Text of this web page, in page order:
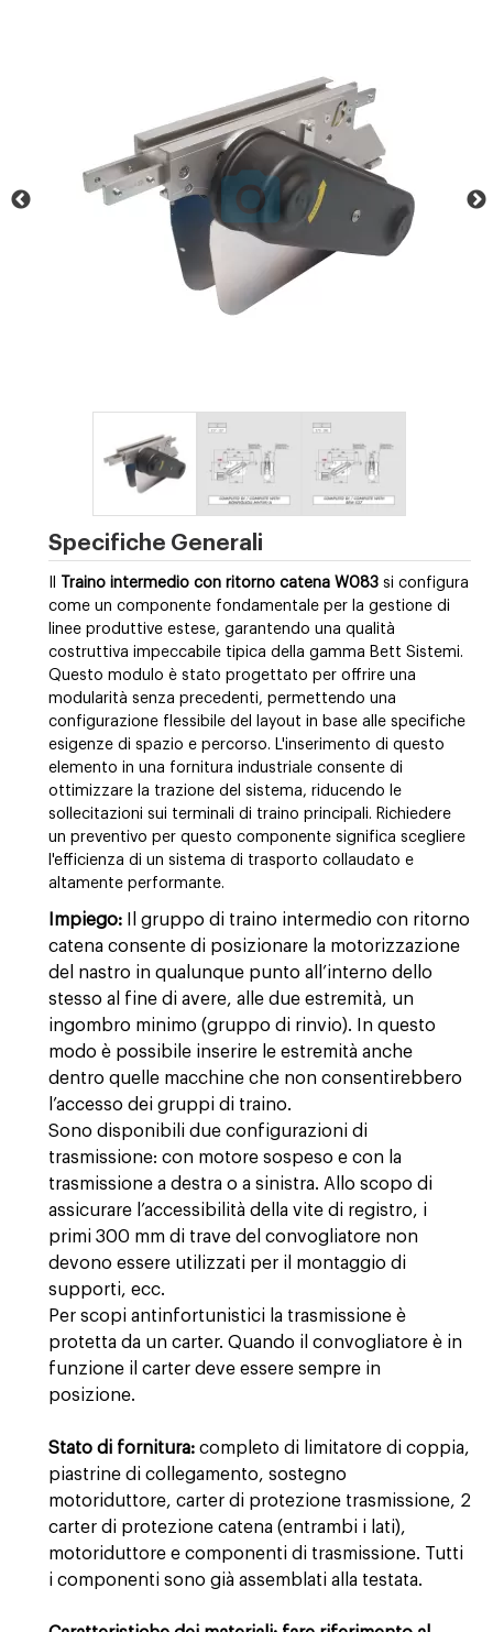
Specifiche Generali
Traino intermedio con ritorno catena W083 si configura
come un componente fondamentale per la gestione di
linee produttive estese, garantendo una qualità
costruttiva impeccabile tipica della gamma Bett Sistemi.
Questo modulo è stato progettato per offrire una
modularità senza precedenti, permettendo una
configurazione flessibile del layout in base alle specifiche
esigenze di spazio e percorso. L'inserimento di questo
elemento in una fornitura industriale consente di
ottimizzare la trazione del sistema, riducendo le
sollecitazioni sui terminali di traino principali. Richiedere
un preventivo per questo componente significa scegliere
l'efficienza di un sistema di trasporto collaudato e
altamente performante.
Impiego: Il gruppo di traino intermedio con ritorno
catena consente di posizionare la motorizzazione
del nastro in qualunque punto all’interno dello
stesso al fine di avere, alle due estremità, un
ingombro minimo (gruppo di rinvio). In questo
modo è possibile inserire le estremità anche
dentro quelle macchine che non consentirebbero
l’accesso dei gruppi di traino.
Sono disponibili due configurazioni di
trasmissione: con motore sospeso e con la
trasmissione a destra o a sinistra. Allo scopo di
assicurare l’accessibilità della vite di registro, i
primi 300 mm di trave del convogliatore non
devono essere utilizzati per il montaggio di
supporti, ecc.
Per scopi antinfortunistici la trasmissione è
protetta da un carter. Quando il convogliatore è in
funzione il carter deve essere sempre in
posizione.
Stato di fornitura: completo di limitatore di coppia,
piastrine di collegamento, sostegno
motoriduttore, carter di protezione trasmissione, 2
carter di protezione catena (entrambi i lati),
motoriduttore e componenti di trasmissione. Tutti
i componenti sono già assemblati alla testata.